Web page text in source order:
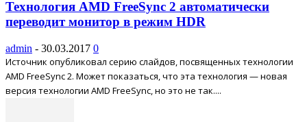
Технология AMD FreeSync 2 автоматически
переводит монитор в режим HDR
admin - 30.03.2017 0
Источник опубликовал серию слайдов, посвященных технологии
AMD FreeSync 2. Может показаться, что эта технология — новая
версия технологии AMD FreeSync, но это не так....